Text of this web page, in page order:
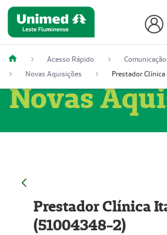
Acesso Rápido
Comunicação
Novas Aquisições
Novas
Prestador Clínica
(51004348-2)